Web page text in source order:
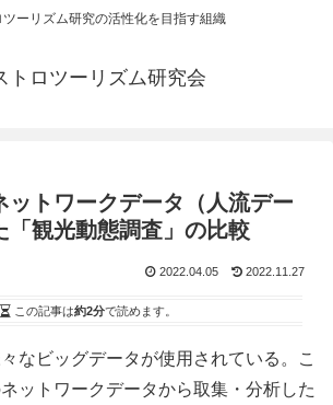
ツーリズム研究の活性化を目指す組織
トロツーリズム研究会
ットワークデータ（人流デー
「観光動態調査」の比較
2022.04.05 2022.11.27
この記事は約2分で読めます。
なビッグデータが使用されている。こ
ットワークデータから取集・分析した